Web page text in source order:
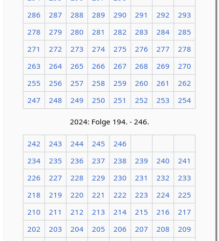
286
287 288 289 290 291 292
293
278
279 280 281 282 283 284
285
271
272 273 274 275 276 277
278
263
264 265 266 267 268 269
270
255
256 257 258 259 260 261
262
247
248 249 250 251 252 253 254
2024: Folge 194. - 246.
242 243 244 245
246
234
235 236 237 238 239 240
241
226
227 228 229 230 231 232
233
218
219 220 221 222 223 224
225
210
211 212 213 214 215 216
217
202
203 204 205 206 207 208
209